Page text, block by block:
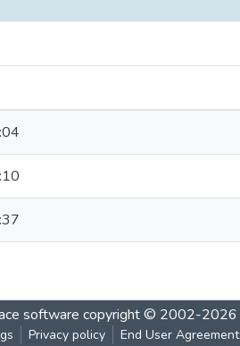
software copyright © 2002-2026
Privacy policy End User Agreement